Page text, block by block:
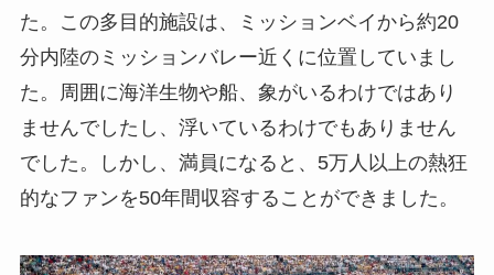
た。この多目的施設は、ミッションベイから約20
分内陸のミッションバレー近くに位置していまし
た。周囲に海洋生物や船、象がいるわけではあり
ませんでしたし、浮いているわけでもありません
でした。しかし、満員になると、5万人以上の熱狂
的なファンを50年間収容することができました。